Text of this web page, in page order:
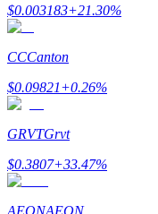
Tjäna
$0.003183+21.30%
CCCanton
$0.09821+0.26%
GRVTGrvt
$0.3807+33.47%
AEONAEON